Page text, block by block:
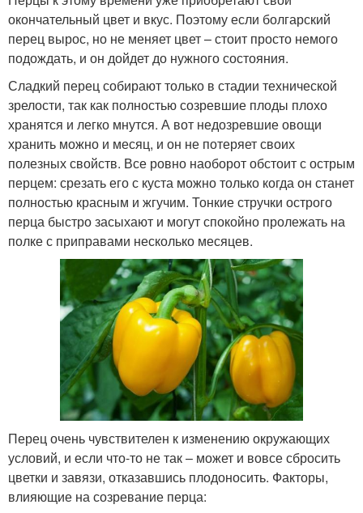
окончательный цвет и вкус. Поэтому если болгарский
перец вырос, но не меняет цвет – стоит просто немого
подождать, и он дойдет до нужного состояния.
Сладкий перец собирают только в стадии технической
зрелости, так как полностью созревшие плоды плохо
хранятся и легко мнутся. А вот недозревшие овощи
хранить можно и месяц, и он не потеряет своих
полезных свойств. Все ровно наоборот обстоит с острым
перцем: срезать его с куста можно только когда он станет
полностью красным и жгучим. Тонкие стручки острого
перца быстро засыхают и могут спокойно пролежать на
полке с приправами несколько месяцев.
Перец очень чувствителен к изменению окружающих
условий, и если что-то не так – может и вовсе сбросить
цветки и завязи, отказавшись плодоносить. Факторы,
влияющие на созревание перца: